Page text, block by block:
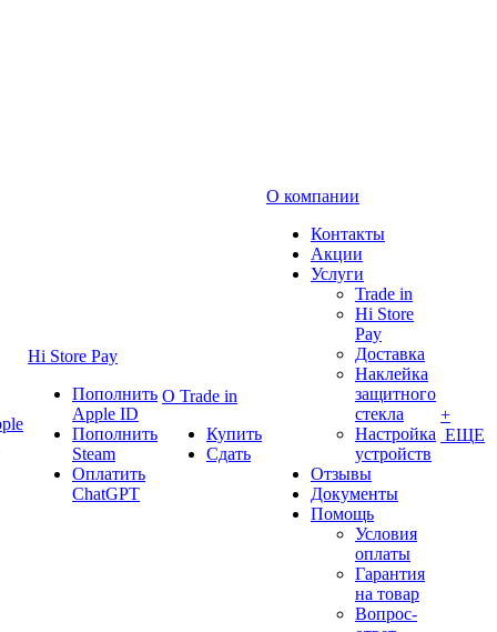
Hi Store Pay
Пополнить
Apple ID
Пополнить
Steam
Оплатить
ChatGPT
О Trade in
Купить
Сдать
О компании
Контакты
Акции
Услуги
Trade in
Hi Store
Pay
Доставка
Наклейка
защитного
стекла
Настройка
устройств
Отзывы
Документы
Помощь
Условия
оплаты
Гарантия
на товар
Вопрос-
+
ЕЩЕ